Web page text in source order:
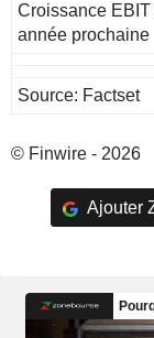
Croissance EBIT
année prochaine
Source: Factset
© Finwire - 2026
Ajouter